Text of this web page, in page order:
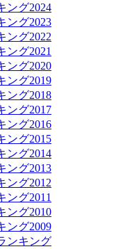
ング2024
ング2023
ング2022
ング2021
ング2020
ング2019
ング2018
ング2017
ング2016
ング2015
ング2014
ング2013
ング2012
ング2011
ング2010
ング2009
ンキング